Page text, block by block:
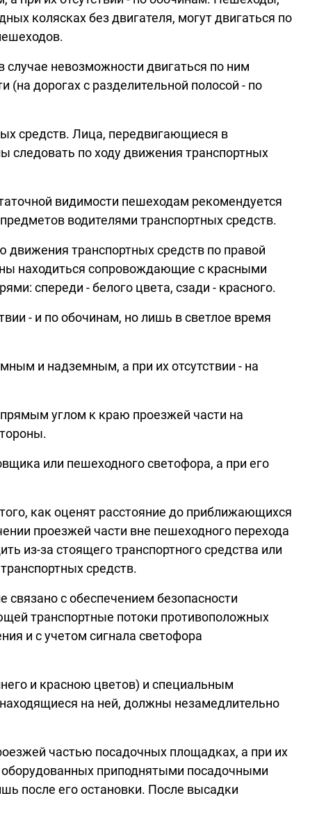
колясках без двигателя, могут двигаться по
невозможности двигаться по ним
дорогах с разделительной полосой - по
средств. Лица, передвигающиеся в
следовать по ходу движения транспортных
видимости пешеходам рекомендуется
водителями транспортных средств.
транспортных средств по правой
находиться сопровождающие с красными
спереди - белого цвета, сзади - красного.
- и по обочинам, но лишь в светлое время
и надземным, а при их отсутствии - на
прямым углом к краю проезжей части на
или пешеходного светофора, а при его
как оценят расстояние до приближающихся
проезжей части вне пешеходного перехода
из-за стоящего транспортного средства или
средств.
с обеспечением безопасности
транспортные потоки противоположных
и с учетом сигнала светофора
и красною цветов) и специальным
на ней, должны незамедлительно
частью посадочных площадках, а при их
оборудованных приподнятыми посадочными
после его остановки. После высадки